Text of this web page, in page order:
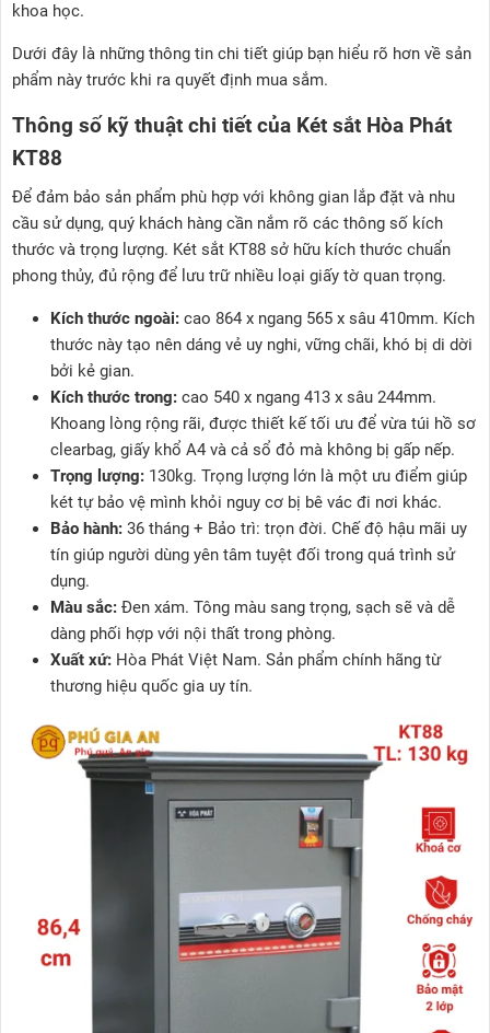
khoa học.
Dưới đây là những thông tin chi tiết giúp bạn hiểu rõ hơn về sản
phẩm này trước khi ra quyết định mua sắm.
Thông số kỹ thuật chi tiết của Két sắt Hòa Phát
KT88
Để đảm bảo sản phẩm phù hợp với không gian lắp đặt và nhu
cầu sử dụng, quý khách hàng cần nắm rõ các thông số kích
thước và trọng lượng. Két sắt KT88 sở hữu kích thước chuẩn
phong thủy, đủ rộng để lưu trữ nhiều loại giấy tờ quan trọng.
Kích thước ngoài: cao 864 x ngang 565 x sâu 410mm. Kích
thước này tạo nên dáng vẻ uy nghi, vững chãi, khó bị di dời
bởi kẻ gian.
Kích thước trong: cao 540 x ngang 413 x sâu 244mm.
Khoang lòng rộng rãi, được thiết kế tối ưu để vừa túi hồ sơ
clearbag, giấy khổ A4 và cả sổ đỏ mà không bị gấp nếp.
Trọng lượng: 130kg. Trọng lượng lớn là một ưu điểm giúp
két tự bảo vệ mình khỏi nguy cơ bị bê vác đi nơi khác.
Bảo hành: 36 tháng + Bảo trì: trọn đời. Chế độ hậu mãi uy
tín giúp người dùng yên tâm tuyệt đối trong quá trình sử
dụng.
Màu sắc: Đen xám. Tông màu sang trọng, sạch sẽ và dễ
dàng phối hợp với nội thất trong phòng.
Xuất xứ: Hòa Phát Việt Nam. Sản phẩm chính hãng từ
thương hiệu quốc gia uy tín.